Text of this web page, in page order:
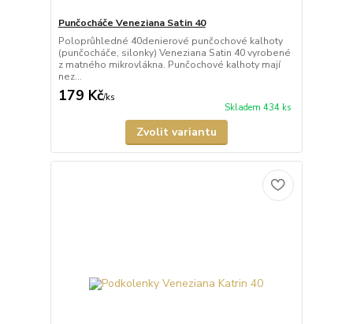
Punčocháče Veneziana Satin 40
Poloprůhledné 40denierové punčochové kalhoty
(punčocháče, silonky) Veneziana Satin 40 vyrobené
z matného mikrovlákna. Punčochové kalhoty mají
nez...
179 Kč/ks
Skladem 434 ks
Zvolit variantu